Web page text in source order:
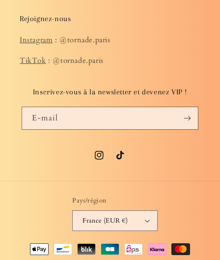
Rejoignez-nous
Instagram : @tornade.paris
TikTok : @tornade.paris
Inscrivez-vous à la newsletter et devenez VIP !
E-mail
InstagramTikTok
Pays/région
France (EUR €)
Moyens